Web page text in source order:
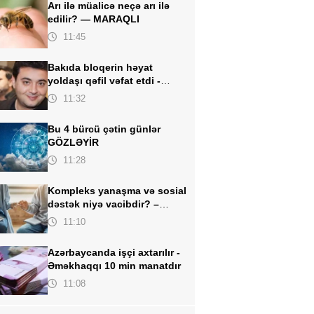
Arı ilə müalicə neçə arı ilə
edilir? —MARAQLI
11:45
Bakıda bloqerin həyat
yoldaşı qəfil vəfat etdi -
FOTO
11:32
Bu 4 bürcü çətin günlər
GÖZLƏYİR
11:28
Kompleks yanaşma və sosial
dəstək niyə vacibdir? –
AÇIQLAMA
11:10
Azərbaycanda işçi axtarılır -
Əməkhaqqı 10 min manatdır
11:08